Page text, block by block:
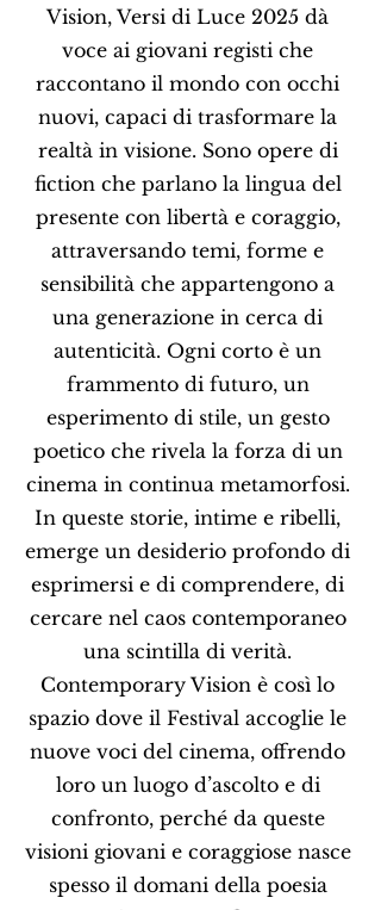
Vision, Versi di Luce 2025 dà
voce ai giovani registi che
raccontano il mondo con occhi
nuovi, capaci di trasformare la
realtà in visione. Sono opere di
fiction che parlano la lingua del
presente con libertà e coraggio,
attraversando temi, forme e
sensibilità che appartengono a
una generazione in cerca di
autenticità. Ogni corto è un
frammento di futuro, un
esperimento di stile, un gesto
poetico che rivela la forza di un
cinema in continua metamorfosi.
In queste storie, intime e ribelli,
emerge un desiderio profondo di
esprimersi e di comprendere, di
cercare nel caos contemporaneo
una scintilla di verità.
Contemporary Vision è così lo
spazio dove il Festival accoglie le
nuove voci del cinema, offrendo
loro un luogo d’ascolto e di
confronto, perché da queste
visioni giovani e coraggiose nasce
spesso il domani della poesia